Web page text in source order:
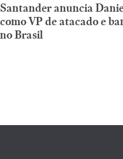
Santander anuncia
como VP de atacado e
no Brasil